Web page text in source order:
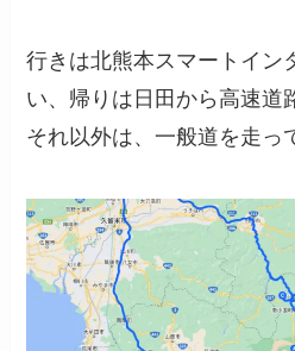
行きは北熊本スマートイン
い、帰りは日田から高速道
それ以外は、一般道を走っ